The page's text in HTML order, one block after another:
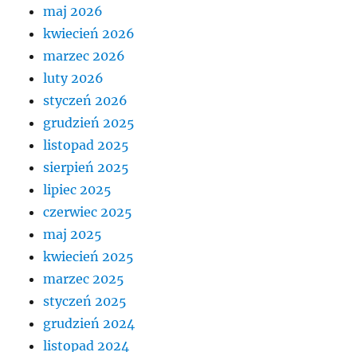
maj 2026
kwiecień 2026
marzec 2026
luty 2026
styczeń 2026
grudzień 2025
listopad 2025
sierpień 2025
lipiec 2025
czerwiec 2025
maj 2025
kwiecień 2025
marzec 2025
styczeń 2025
grudzień 2024
listopad 2024